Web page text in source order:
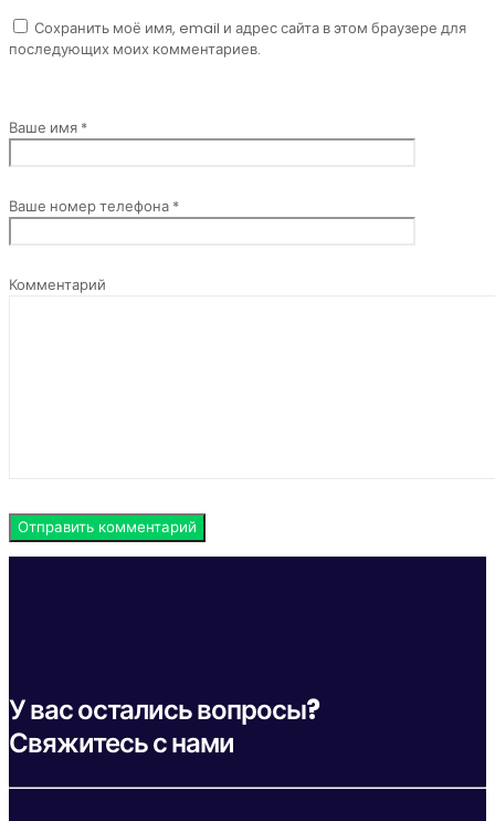
Комментарий
Ваше имя *
Сохранить моё имя, email и адрес сайта в этом браузере для
последующих моих комментариев.
Ваше номер телефона *
У вас остались вопросы?
Свяжитесь с нами